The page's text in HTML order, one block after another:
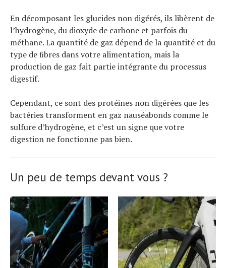
En décomposant les glucides non digérés, ils libèrent de
l’hydrogène, du dioxyde de carbone et parfois du
méthane. La quantité de gaz dépend de la quantité et du
type de ﬁbres dans votre alimentation, mais la
production de gaz fait partie intégrante du processus
digestif.
Cependant, ce sont des protéines non digérées que les
bactéries transforment en gaz nauséabonds comme le
sulfure d’hydrogène, et c’est un signe que votre
digestion ne fonctionne pas bien.
Un peu de temps devant vous ?